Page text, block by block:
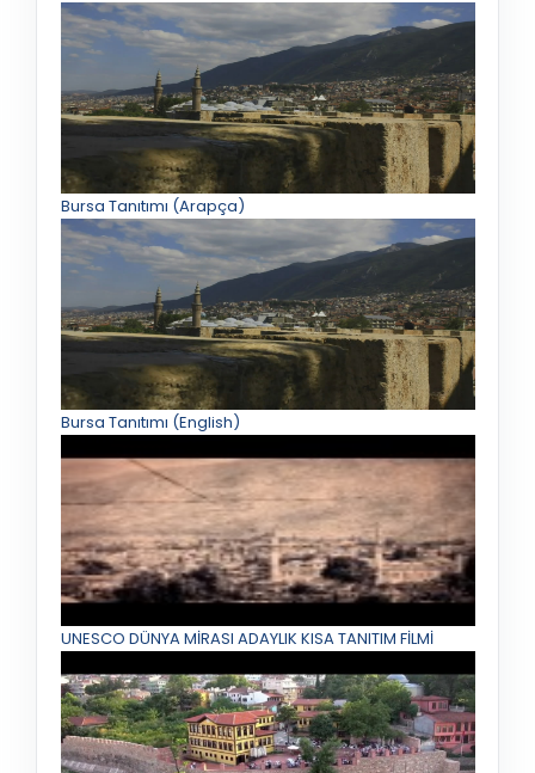
Bursa Tanıtımı (Arapça)
Bursa Tanıtımı (English)
UNESCO DÜNYA MİRASI ADAYLIK KISA TANITIM FİLMİ